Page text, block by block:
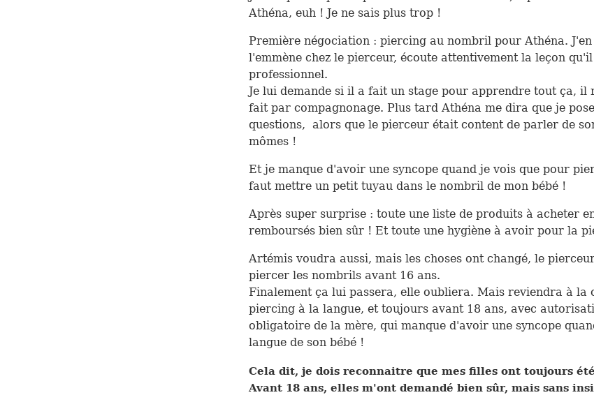
Athéna, euh ! Je ne sais plus trop !
Première négociation : piercing au nombril pour Athéna. J'en
l'emmène chez le pierceur, écoute attentivement la leçon
professionnel.
Je lui demande si il a fait un stage pour apprendre tout ça, il
fait par compagnonage. Plus tard Athéna me dira que je
questions, alors que le pierceur était content de parler de
mômes !
Et je manque d'avoir une syncope quand je vois que pour
faut mettre un petit tuyau dans le nombril de mon bébé !
Après super surprise : toute une liste de produits à acheter
remboursés bien sûr ! Et toute une hygiène à avoir pour la
Artémis voudra aussi, mais les choses ont changé, le
piercer les nombrils avant 16 ans.
Finalement ça lui passera, elle oubliera. Mais reviendra à la
piercing à la langue, et toujours avant 18 ans, avec
obligatoire de la mère, qui manque d'avoir une syncope
langue de son bébé !
Cela dit, je dois reconnaitre que mes filles ont toujours
Avant 18 ans, elles m'ont demandé bien sûr, mais sans